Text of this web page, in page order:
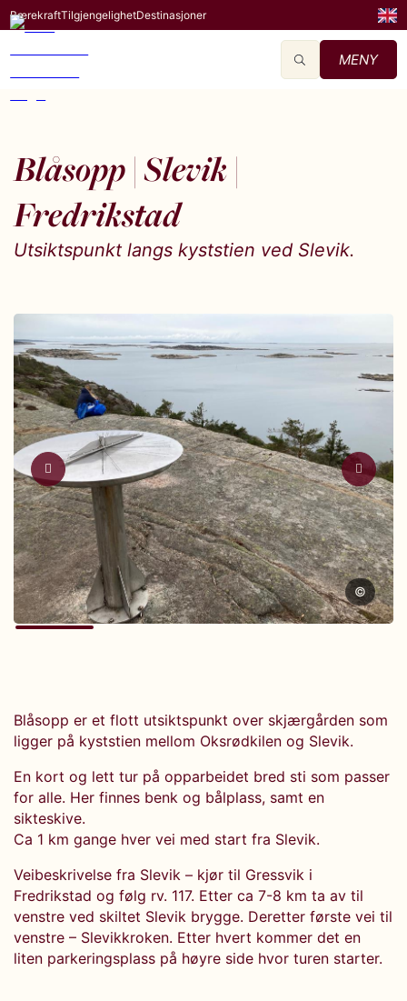
BærekraftTilgjengelighetDestinasjoner
MENY
Blåsopp | Slevik |
Fredrikstad
Utsiktspunkt langs kyststien ved Slevik.
©
Blåsopp er et flott utsiktspunkt over skjærgården som
ligger på kyststien mellom Oksrødkilen og Slevik.
En kort og lett tur på opparbeidet bred sti som passer
for alle. Her finnes benk og bålplass, samt en
sikteskive.
Ca 1 km gange hver vei med start fra Slevik.
Veibeskrivelse fra Slevik – kjør til Gressvik i
Fredrikstad og følg rv. 117. Etter ca 7-8 km ta av til
venstre ved skiltet Slevik brygge. Deretter første vei til
venstre – Slevikkroken. Etter hvert kommer det en
liten parkeringsplass på høyre side hvor turen starter.